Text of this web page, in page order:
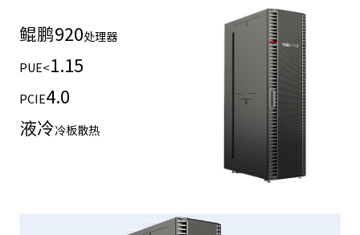
鲲鹏920处理器
PUE< 1.15
PCIE4.0
液冷冷板散热